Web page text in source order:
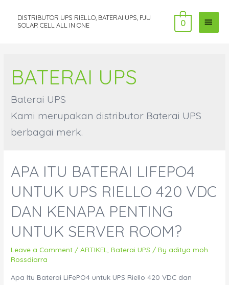
DISTRIBUTOR UPS RIELLO, BATERAI UPS, PJU
SOLAR CELL ALL IN ONE
MAIN
0
BATERAI UPS
Baterai UPS
Kami merupakan distributor Baterai UPS
berbagai merk.
APA ITU BATERAI LIFEPO4
UNTUK UPS RIELLO 420 VDC
DAN KENAPA PENTING
UNTUK SERVER ROOM?
Leave a Comment /ARTIKEL ,Baterai UPS / Byaditya moh.
Rossdiarra
Apa Itu Baterai LiFePO4 untuk UPS Riello 420 VDC dan